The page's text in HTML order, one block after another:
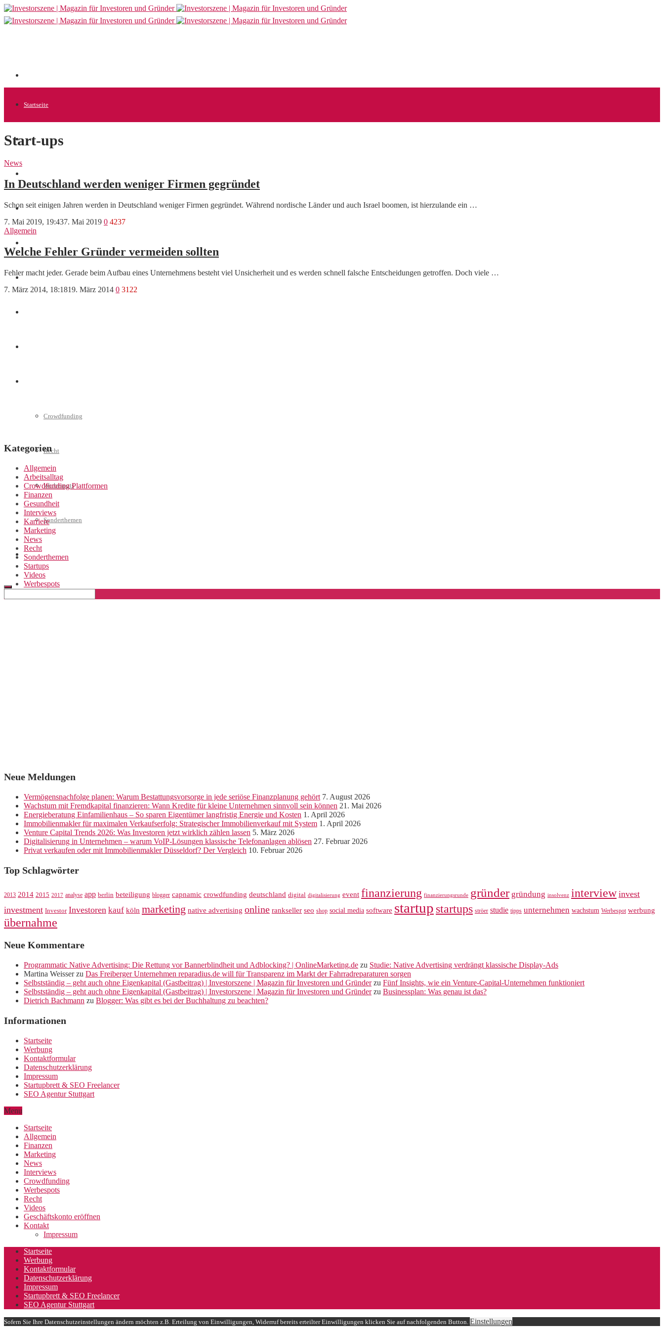
Startseite
Allgemein
News
Marketing
Crowdfunding
Recht
Werbespots
Sonderthemen
Geschäftskonto eröffnen
Start-ups
News
In Deutschland werden weniger Firmen gegründet
Schon seit einigen Jahren werden in Deutschland weniger Firmen gegründet. Während nordische Länder und auch Israel boomen, ist hierzulande ein …
7. Mai 2019, 19:437. Mai 2019 0 4237
Allgemein
Welche Fehler Gründer vermeiden sollten
Fehler macht jeder. Gerade beim Aufbau eines Unternehmens besteht viel Unsicherheit und es werden schnell falsche Entscheidungen getroffen. Doch viele …
7. März 2014, 18:1819. März 2014 0 3122
Kategorien
Allgemein
Arbeitsalltag
Crowdfunding Plattformen
Finanzen
Gesundheit
Interviews
Karriere
Marketing
News
Recht
Sonderthemen
Startups
Videos
Werbespots
Neue Meldungen
Vermögensnachfolge planen: Warum Bestattungsvorsorge in jede seriöse Finanzplanung gehört 7. August 2026
Wachstum mit Fremdkapital finanzieren: Wann Kredite für kleine Unternehmen sinnvoll sein können 21. Mai 2026
Energieberatung Einfamilienhaus – So sparen Eigentümer langfristig Energie und Kosten 1. April 2026
Immobilienmakler für maximalen Verkaufserfolg: Strategischer Immobilienverkauf mit System 1. April 2026
Venture Capital Trends 2026: Was Investoren jetzt wirklich zählen lassen 5. März 2026
Digitalisierung in Unternehmen – warum VoIP-Lösungen klassische Telefonanlagen ablösen 27. Februar 2026
Privat verkaufen oder mit Immobilienmakler Düsseldorf? Der Vergleich 10. Februar 2026
Top Schlagwörter
2013 2014 2015 2017 analyse app berlin beteiligung blogger capnamic crowdfunding deutschland digital digitalisierung event finanzierung finanzierungsrunde gründer gründung insolvenz interview invest
investment Investor Investoren kauf köln marketing native advertising online rankseller seo shop social media software startup startups ströer studie tipps unternehmen wachstum Werbespot werbung
übernahme
Neue Kommentare
Programmatic Native Advertising: Die Rettung vor Bannerblindheit und Adblocking? | OnlineMarketing.de zu Studie: Native Advertising verdrängt klassische Display-Ads
Martina Weisserzu Das Freiberger Unternehmen reparadius.de will für Transparenz im Markt der Fahrradreparaturen sorgen
Selbstständig – geht auch ohne Eigenkapital (Gastbeitrag) | Investorszene | Magazin für Investoren und Gründerzu Fünf Insights, wie ein Venture-Capital-Unternehmen funktioniert
Selbstständig – geht auch ohne Eigenkapital (Gastbeitrag) | Investorszene | Magazin für Investoren und Gründerzu Businessplan: Was genau ist das?
Dietrich Bachmann zu Blogger: Was gibt es bei der Buchhaltung zu beachten?
Informationen
Startseite
Werbung
Kontaktformular
Datenschutzerklärung
Impressum
Startupbrett & SEO Freelancer
SEO Agentur Stuttgart
Menu
Startseite
Allgemein
Finanzen
Marketing
News
Interviews
Crowdfunding
Werbespots
Recht
Videos
Geschäftskonto eröffnen
Kontakt
Impressum
Startseite
Werbung
Kontaktformular
Datenschutzerklärung
Impressum
Startupbrett & SEO Freelancer
SEO Agentur Stuttgart
Sofern Sie Ihre Datenschutzeinstellungen ändern möchten z.B. Erteilung von Einwilligungen, Widerruf bereits erteilter Einwilligungen klicken Sie auf nachfolgenden Button. Einstellungen